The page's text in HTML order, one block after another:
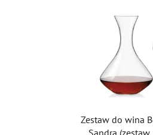
Zestaw do wina